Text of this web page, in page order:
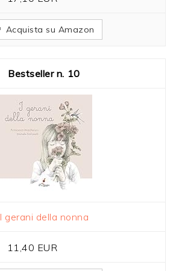
Acquista su Amazon
10
I gerani della nonna
11,40 EUR